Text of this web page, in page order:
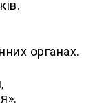
органах.